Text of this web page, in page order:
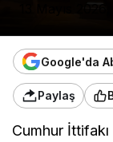
13 Mayıs 2026,
Google'da
Paylaş
Cumhur İttifakı